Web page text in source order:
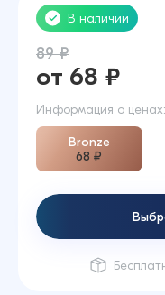
В наличии
89 ₽
от 68 ₽
Информация о ценах:
Bronze
68 ₽